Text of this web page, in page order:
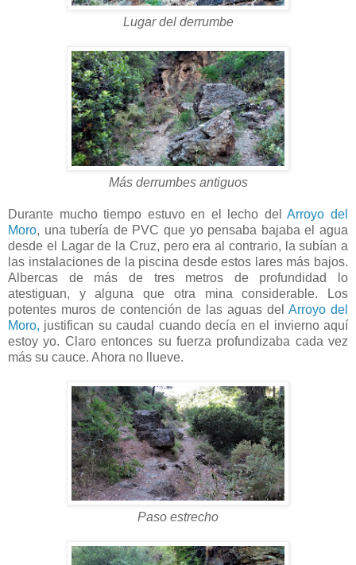
Lugar del derrumbe
Más derrumbes antiguos
Durante mucho tiempo estuvo en el lecho delArroyo del
Moro, una tubería de PVC que yo pensaba bajaba el agua
desde el Lagar de la Cruz, pero era al contrario, la subían a
las instalaciones de la piscina desde estos lares más bajos.
Albercas de más de tres metros de profundidad lo
atestiguan, y alguna que otra mina considerable. Los
potentes muros de contención de las aguas del Arroyo del
Moro, justifican su caudal cuando decía en el invierno aquí
estoy yo. Claro entonces su fuerza profundizaba cada vez
más su cauce. Ahora no llueve.
Paso estrecho